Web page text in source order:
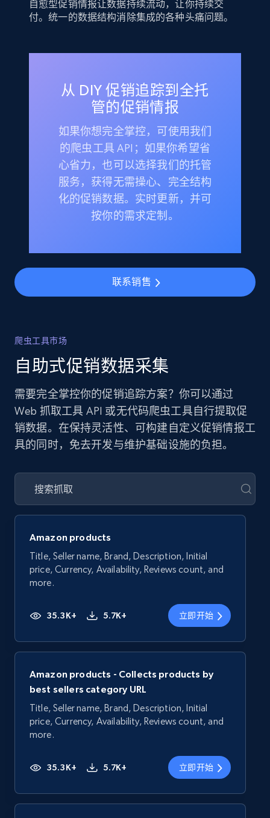
自愈型促销情报让数据持续流动，让你持续交
付。统一的数据结构消除集成的各种头痛问题。
从 DIY 促销追踪到全托
管的促销情报
如果你想完全掌控，可使用我们
的爬虫工具 API；如果你希望省
心省力，也可以选择我们的托管
服务，获得无需操心、完全结构
化的促销数据。实时更新，并可
按你的需求定制。
联系销售
爬虫工具市场
自助式促销数据采集
需要完全掌控你的促销追踪方案？你可以通过
Web 抓取工具 API 或无代码爬虫工具自行提取促
销数据。在保持灵活性、可构建自定义促销情报工
具的同时，免去开发与维护基础设施的负担。
Amazon products
Title, Seller name, Brand, Description, Initial
price, Currency, Availability, Reviews count, and
more.
35.3K+ 5.7K+ 立即开始
Amazon products - Collects products by
best sellers category URL
Title, Seller name, Brand, Description, Initial
price, Currency, Availability, Reviews count, and
more.
35.3K+ 5.7K+ 立即开始